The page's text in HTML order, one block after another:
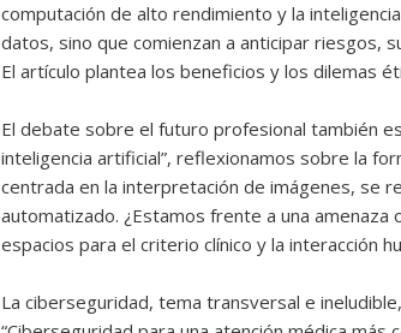
computación de alto rendimiento y la
datos, sino que comienzan a anticipar riesgos,
El artículo plantea los beneficios y los dilemas
El debate sobre el futuro profesional también
inteligencia artificial”, reflexionamos sobre la
centrada en la interpretación de imágenes, se
automatizado. ¿Estamos frente a una
espacios para el criterio clínico y la interacción
La ciberseguridad, tema transversal e